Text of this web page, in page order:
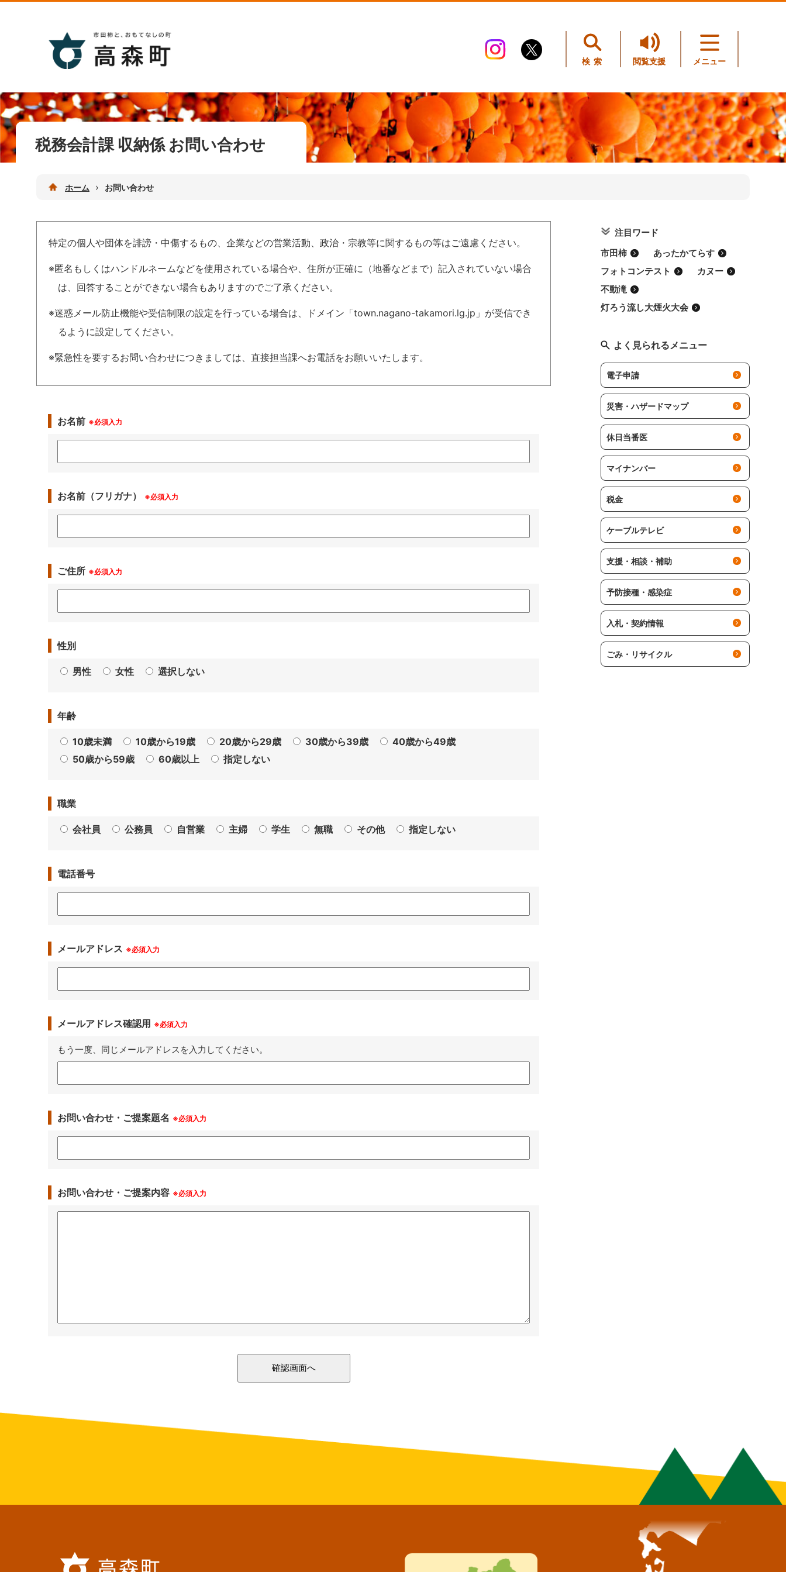
検索 閲覧支援 メニュー
税務会計課 収納係 お問い合わせ
ホーム › お問い合わせ
特定の個人や団体を誹謗・中傷するもの、企業などの営業活動、政治・宗教等に関するもの等はご遠慮ください。
※匿名もしくはハンドルネームなどを使用されている場合や、住所が正確に（地番などまで）記入されていない場合
は、回答することができない場合もありますのでご了承ください。
※迷惑メール防止機能や受信制限の設定を行っている場合は、ドメイン「town.nagano-takamori.lg.jp」が受信でき
るように設定してください。
※緊急性を要するお問い合わせにつきましては、直接担当課へお電話をお願いいたします。
お名前 ※必須入力
お名前（フリガナ） ※必須入力
ご住所 ※必須入力
性別
男性 女性 選択しない
年齢
10歳未満 10歳から19歳 20歳から29歳 30歳から39歳
40歳から49歳
50歳から59歳
60歳以上 指定しない
職業
会社員 公務員 自営業 主婦 学生 無職 その他 指定しない
電話番号
メールアドレス ※必須入力
メールアドレス確認用 ※必須入力
もう一度、同じメールアドレスを入力してください。
お問い合わせ・ご提案題名 ※必須入力
お問い合わせ・ご提案内容 ※必須入力
注目ワード
市田柿
あったかてらす
フォトコンテスト
カヌー
不動滝
灯ろう流し大煙火大会
よく見られるメニュー
電子申請
災害・ハザードマップ
休日当番医
マイナンバー
税金
ケーブルテレビ
支援・相談・補助
予防接種・感染症
入札・契約情報
ごみ・リサイクル